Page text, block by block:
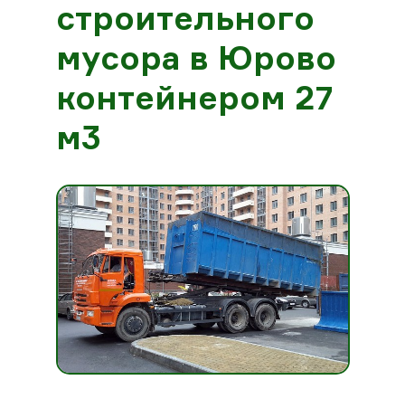
строительного
мусора в Юрово
контейнером 27
м3